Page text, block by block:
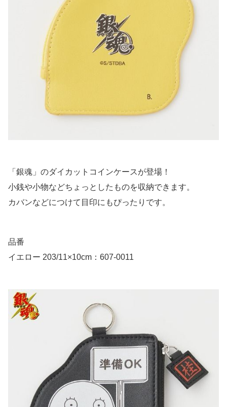
「銀魂」のダイカットコインケースが登場！
小銭や小物などちょっとしたものを収納できます。
カバンなどにつけて目印にもぴったりです。
品番
イエロー 203/11×10cm：607-0011